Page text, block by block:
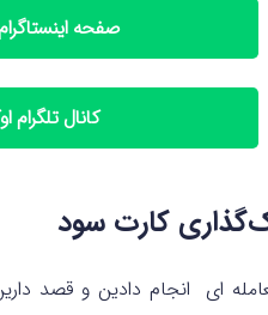
صفحه
کانال
کارت سود
ای انجام دادین و قصد